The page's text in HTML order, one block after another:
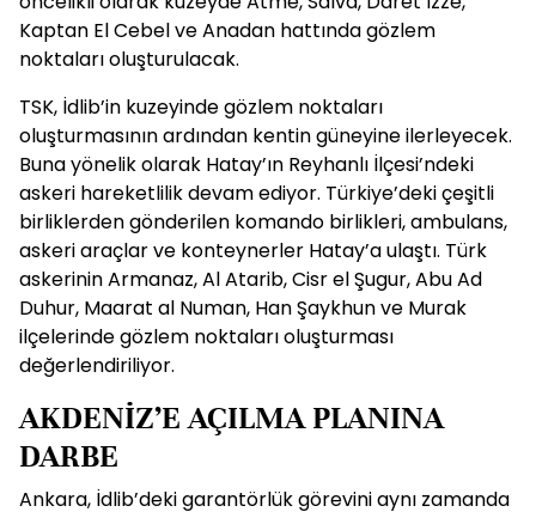
Kaptan El Cebel ve Anadan hattında gözlem
noktaları oluşturulacak.
TSK, İdlib’in kuzeyinde gözlem noktaları
oluşturmasının ardından kentin güneyine ilerleyecek.
Buna yönelik olarak Hatay’ın Reyhanlı İlçesi’ndeki
askeri hareketlilik devam ediyor. Türkiye’deki çeşitli
birliklerden gönderilen komando birlikleri, ambulans,
askeri araçlar ve konteynerler Hatay’a ulaştı. Türk
askerinin Armanaz, Al Atarib, Cisr el Şugur, Abu Ad
Duhur, Maarat al Numan, Han Şaykhun ve Murak
ilçelerinde gözlem noktaları oluşturması
değerlendiriliyor.
AKDENİZ’E AÇILMA PLANINA
DARBE
Ankara, İdlib’deki garantörlük görevini aynı zamanda